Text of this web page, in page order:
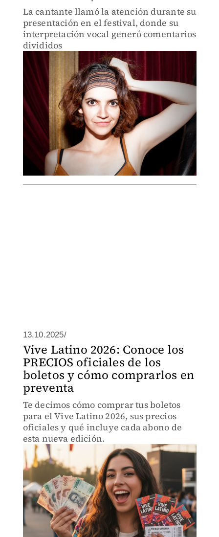
La cantante llamó la atención durante su
presentación en el festival, donde su
interpretación vocal generó comentarios
divididos
13.10.2025/
Vive Latino 2026: Conoce los
PRECIOS oficiales de los
boletos y cómo comprarlos en
preventa
Te decimos cómo comprar tus boletos
para el Vive Latino 2026, sus precios
oficiales y qué incluye cada abono de
esta nueva edición.